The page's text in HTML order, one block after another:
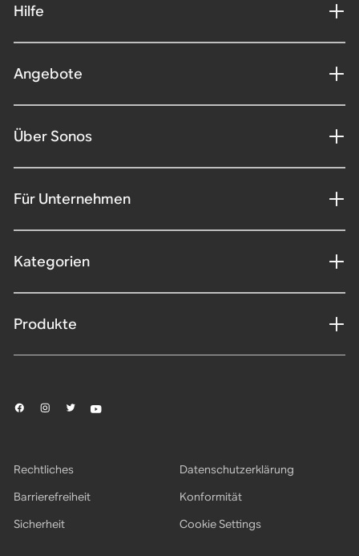
Hilfe
Angebote
Über Sonos
Für Unternehmen
Kategorien
Produkte
Rechtliches
Datenschutzerklärung
Barrierefreiheit
Konformität
Sicherheit
Cookie Settings